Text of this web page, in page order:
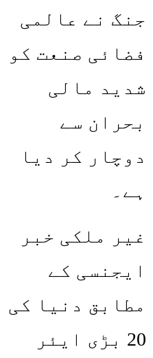
جنگ نے عالمی
فضائی صنعت کو
شدید مالی
بحران سے
دوچار کر دیا
ہے۔
غیر ملکی خبر
ایجنسی کے
مطابق دنیا کی
20 بڑی ایئر